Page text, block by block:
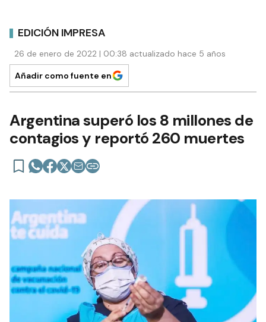
EDICIÓN IMPRESA
26 de enero de 2022 | 00:38 actualizado hace 5 años
Añadir como fuente en
Argentina superó los 8 millones de
contagios y reportó 260 muertes